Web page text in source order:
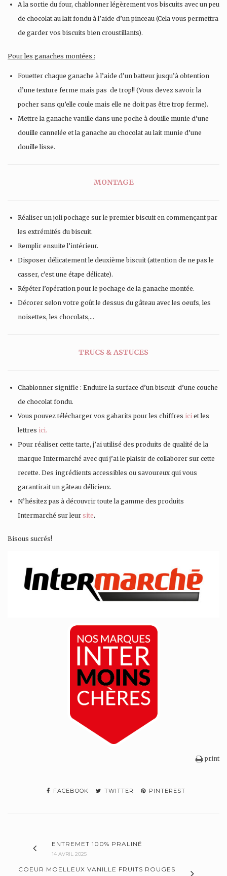
A la sortie du four, chablonner légèrement vos biscuits avec un peu
de chocolat au lait fondu à l’aide d’un pinceau (Cela vous permettra
de garder vos biscuits bien croustillants).
Pour les ganaches montées :
Fouetter chaque ganache à l’aide d’un batteur jusqu’à obtention
d’une texture ferme mais pas de trop!! (Vous devez savoir la
pocher sans qu’elle coule mais elle ne doit pas être trop ferme).
Mettre la ganache vanille dans une poche à douille munie d’une
douille cannelée et la ganache au chocolat au lait munie d’une
douille lisse.
MONTAGE
Réaliser un joli pochage sur le premier biscuit en commençant par
les extrémités du biscuit.
Remplir ensuite l’intérieur.
Disposer délicatement le deuxième biscuit (attention de ne pas le
casser, c’est une étape délicate).
Répéter l’opération pour le pochage de la ganache montée.
Décorer selon votre goût le dessus du gâteau avec les oeufs, les
noisettes, les chocolats,…
TRUCS & ASTUCES
Chablonner signifie : Enduire la surface d’un biscuit d’une couche
de chocolat fondu.
Vous pouvez télécharger vos gabarits pour les chiffres ici et les
lettres ici.
Pour réaliser cette tarte, j’ai utilisé des produits de qualité de la
marque Intermarché avec qui j’ai le plaisir de collaborer sur cette
recette. Des ingrédients accessibles ou savoureux qui vous
garantirait un gâteau délicieux.
N’hésitez pas à découvrir toute la gamme des produits
Intermarché sur leur site.
Bisous sucrés!
print
FACEBOOK TWITTER PINTEREST
ENTREMET 100% PRALINÉ
14 AVRIL 2025
COEUR MOELLEUX VANILLE FRUITS ROUGES